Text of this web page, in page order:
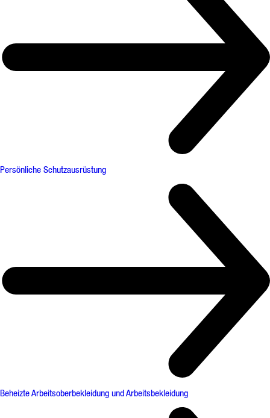
Persönliche Schutzausrüstung
Beheizte Arbeitsoberbekleidung und Arbeitsbekleidung